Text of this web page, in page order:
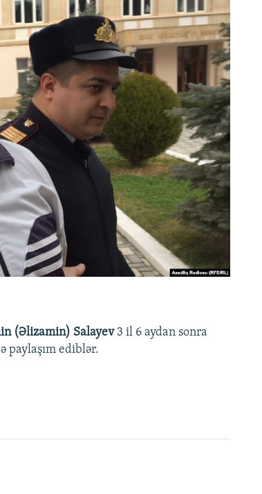
(Əlizamin) Salayev 3 il 6 aydan sonra
paylaşım ediblər.